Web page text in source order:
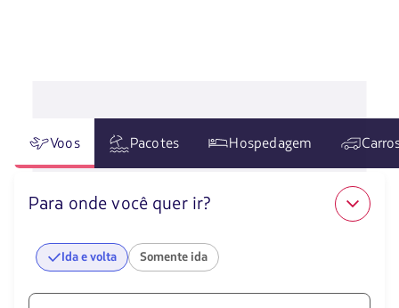
Voos Pacotes Hospedagem
Para onde você quer ir?
Ida e volta Somente ida